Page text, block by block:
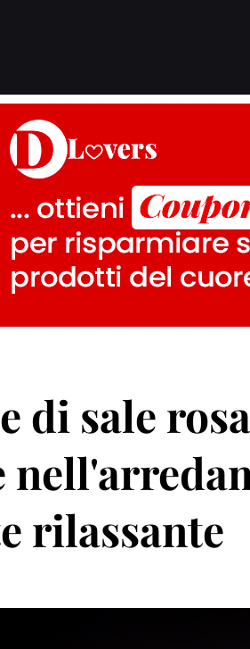
di sale
rilassante